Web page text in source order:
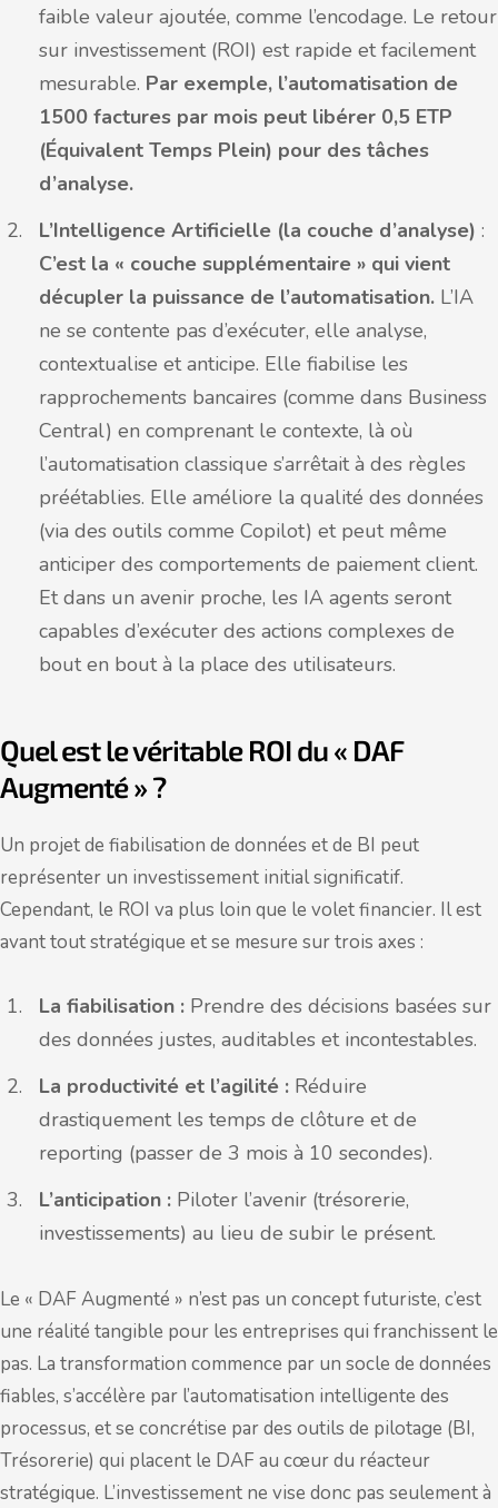
faible valeur ajoutée, comme l’encodage. Le retour
sur investissement (ROI) est rapide et facilement
mesurable. Par exemple, l’automatisation de
1500 factures par mois peut libérer 0,5 ETP
(Équivalent Temps Plein) pour des tâches
d’analyse.
L’Intelligence Artificielle (la couche d’analyse) :
C’est la « couche supplémentaire » qui vient
décupler la puissance de l’automatisation. L’IA
ne se contente pas d’exécuter, elle analyse,
contextualise et anticipe. Elle fiabilise les
rapprochements bancaires (comme dans Business
Central) en comprenant le contexte, là où
l’automatisation classique s’arrêtait à des règles
préétablies. Elle améliore la qualité des données
(via des outils comme Copilot) et peut même
anticiper des comportements de paiement client.
Et dans un avenir proche, les IA agents seront
capables d’exécuter des actions complexes de
bout en bout à la place des utilisateurs.
Quel est le véritable ROI du « DAF
Augmenté » ?
Un projet de fiabilisation de données et de BI peut
représenter un investissement initial significatif.
Cependant, le ROI va plus loin que le volet financier. Il est
avant tout stratégique et se mesure sur trois axes :
La fiabilisation : Prendre des décisions basées sur
des données justes, auditables et incontestables.
La productivité et l’agilité : Réduire
drastiquement les temps de clôture et de
reporting (passer de 3 mois à 10 secondes).
L’anticipation : Piloter l’avenir (trésorerie,
investissements) au lieu de subir le présent.
Le « DAF Augmenté » n’est pas un concept futuriste, c’est
une réalité tangible pour les entreprises qui franchissent le
pas. La transformation commence par un socle de données
fiables, s’accélère par l’automatisation intelligente des
processus, et se concrétise par des outils de pilotage (BI,
Trésorerie) qui placent le DAF au cœur du réacteur
stratégique. L’investissement ne vise donc pas seulement à